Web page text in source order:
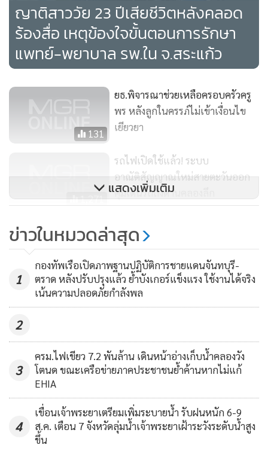
ญาติสาววัย 23 ปีเสียชีวิตหลังคลอด
ร้องสื่อ เหตุข้องใจขั้นตอนการรักษา
แพทย์-พยาบาล รพ.ใน จ.สระแก้ว
131
ยธ.พิจารณาช่วยเหลือครอบครัวครู
พร หลังลูกในครรภ์ไม่เข้าเงื่อนไข
เยียวยา
1,271
รถไฟเปิดใช้แล้ว! ระบบ
อาณัติสัญญาณใหม่สายตะวันออก
คุมเดินรถถึงด่านคลองลึก
95
วิชาการประกันสังคม เร่งยกระดับ
คุณภาพชีวิตผู้ใช้แรงงาน ฟื้น
เศรษฐกิจ-ท่องเที่ยว ภาคใต้
แสดงเพิ่มเติม
ข่าวในหมวดล่าสุด
1
กองทัพเรือเปิดภาพฐานปฏิบัติการชายแดนจันทบุรี-
ตราด หลังปรับปรุงแล้ว ย้ำบังเกอร์แข็งแรง ใช้งานได้จริง
เน้นความปลอดภัยกำลังพล
2
3
ครม.ไฟเขียว 7.2 พันล้าน เดินหน้าอ่างเก็บน้ำคลองวัง
โตนด ขณะเครือข่ายภาคประชาชนย้ำค้านหากไม่แก้
EHIA
4
เขื่อนเจ้าพระยาเตรียมเพิ่มระบายน้ำ รับฝนหนัก 6-9
ส.ค. เตือน 7 จังหวัดลุ่มน้ำเจ้าพระยาเฝ้าระวังระดับน้ำสูง
ขึ้น